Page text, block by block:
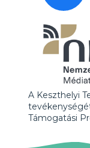
A Keszthelyi
Támogatási